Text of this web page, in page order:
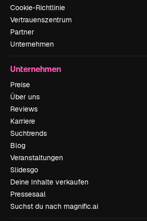
Cookie-Richtlinie
Vertrauenszentrum
Partner
Unternehmen
Unternehmen
Preise
Über uns
Reviews
Karriere
Suchtrends
Blog
Veranstaltungen
Slidesgo
Deine Inhalte verkaufen
Pressesaal
Suchst du nach magnific.ai